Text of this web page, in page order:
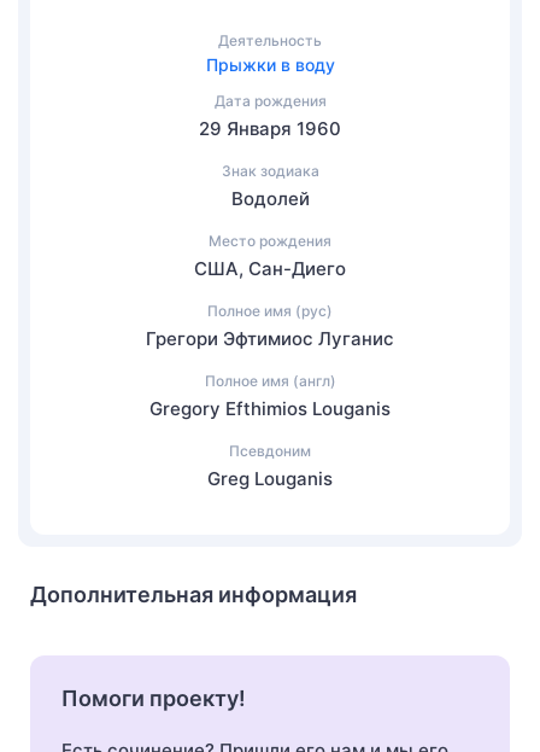
Деятельность
Прыжки в воду
Дата рождения
29 Января 1960
Знак зодиака
Водолей
Место рождения
США, Сан-Диего
Полное имя (рус)
Грегори Эфтимиос Луганис
Полное имя (англ)
Gregory Efthimios Louganis
Псевдоним
Greg Louganis
Дополнительная информация
Помоги проекту!